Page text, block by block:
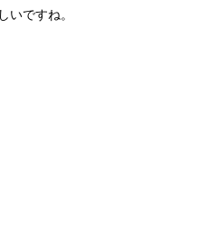
いですね。